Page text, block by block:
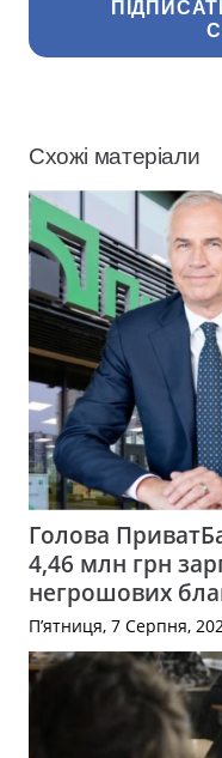
Схожі матеріали
Голова
4,46 млн грн
негрошових
П’ятниця, 7 Серпня,